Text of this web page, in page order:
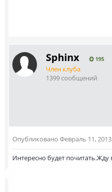
Sphinx 195
Член клуба
1399 сообщений
Опубликовано Февраль 11, 2013
Интересно будет